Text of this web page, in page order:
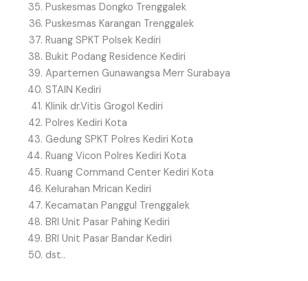
Puskesmas Dongko Trenggalek
Puskesmas Karangan Trenggalek
Ruang SPKT Polsek Kediri
Bukit Podang Residence Kediri
Apartemen Gunawangsa Merr Surabaya
STAIN Kediri
Klinik dr.Vitis Grogol Kediri
Polres Kediri Kota
Gedung SPKT Polres Kediri Kota
Ruang Vicon Polres Kediri Kota
Ruang Command Center Kediri Kota
Kelurahan Mrican Kediri
Kecamatan Panggul Trenggalek
BRI Unit Pasar Pahing Kediri
BRI Unit Pasar Bandar Kediri
dst..